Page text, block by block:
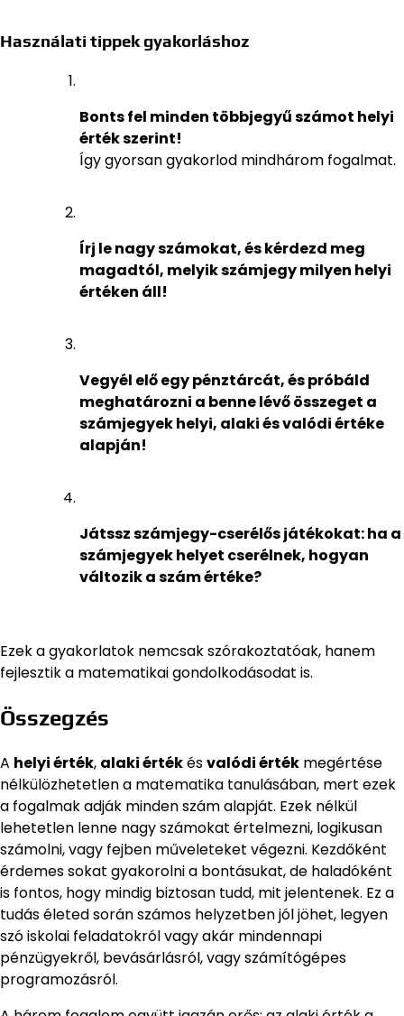
Használati tippek gyakorláshoz
Bonts fel minden többjegyű számot helyi
érték szerint!
Így gyorsan gyakorlod mindhárom fogalmat.
Írj le nagy számokat, és kérdezd meg
magadtól, melyik számjegy milyen helyi
értéken áll!
Vegyél elő egy pénztárcát, és próbáld
meghatározni a benne lévő összeget a
számjegyek helyi, alaki és valódi értéke
alapján!
Játssz számjegy-cserélős játékokat: ha a
számjegyek helyet cserélnek, hogyan
változik a szám értéke?
Ezek a gyakorlatok nemcsak szórakoztatóak, hanem
fejlesztik a matematikai gondolkodásodat is.
Összegzés
A helyi érték, alaki értékésvalódi érték megértése
nélkülözhetetlen a matematika tanulásában, mert ezek
a fogalmak adják minden szám alapját. Ezek nélkül
lehetetlen lenne nagy számokat értelmezni, logikusan
számolni, vagy fejben műveleteket végezni. Kezdőként
érdemes sokat gyakorolni a bontásukat, de haladóként
is fontos, hogy mindig biztosan tudd, mit jelentenek. Ez a
tudás életed során számos helyzetben jól jöhet, legyen
szó iskolai feladatokról vagy akár mindennapi
pénzügyekről, bevásárlásról, vagy számítógépes
programozásról.